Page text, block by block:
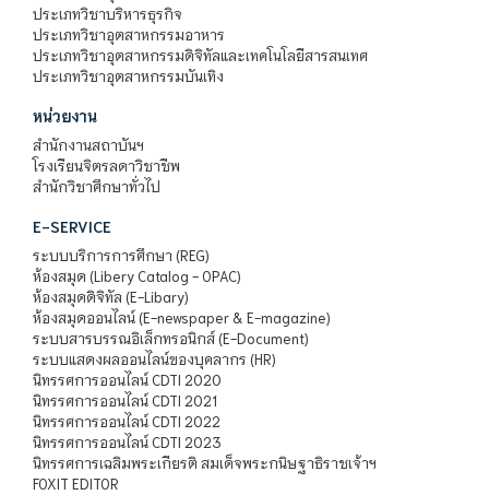
ประเภทวิชาบริหารธุรกิจ
ประเภทวิชาอุตสาหกรรมอาหาร
ประเภทวิชาอุตสาหกรรมดิจิทัลและเทคโนโลยีสารสนเทศ
ประเภทวิชาอุตสาหกรรมบันเทิง
หน่วยงาน
สำนักงานสถาบันฯ
โรงเรียนจิตรลดาวิชาชีพ
สำนักวิชาศึกษาทั่วไป
E-SERVICE
ระบบบริการการศึกษา (REG)
ห้องสมุด (Libery Catalog - OPAC)
ห้องสมุดดิจิทัล (E-Libary)
ห้องสมุดออนไลน์ (E-newspaper & E-magazine)
ระบบสารบรรณอิเล็กทรอนิกส์ (E-Document)
ระบบแสดงผลออนไลน์ของบุคลากร (HR)
นิทรรศการออนไลน์ CDTI 2020
นิทรรศการออนไลน์ CDTI 2021
นิทรรศการออนไลน์ CDTI 2022
นิทรรศการออนไลน์ CDTI 2023
นิทรรศการเฉลิมพระเกียรติ สมเด็จพระกนิษฐาธิราชเจ้าฯ
FOXIT EDITOR